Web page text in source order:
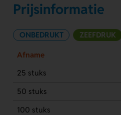
Prijsinformatie
ONBEDRUKT ZEEFDRUK
Afname
25 stuks
50 stuks
100 stuks